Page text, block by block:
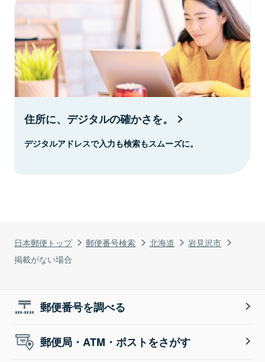
日本郵便トップ 郵便番号検索 北海道
岩見沢市
掲載がない場合
住所に、デジタルの確かさを。
デジタルアドレスで入力も検索もスムーズに。
郵便番号を調べる
郵便局・ATM・ポストをさがす